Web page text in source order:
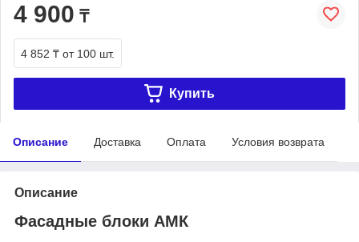
4 900 ₸
4 852 ₸ от 100 шт.
Купить
Описание Доставка Оплата Условия возврата
Описание
Фасадные блоки АМК